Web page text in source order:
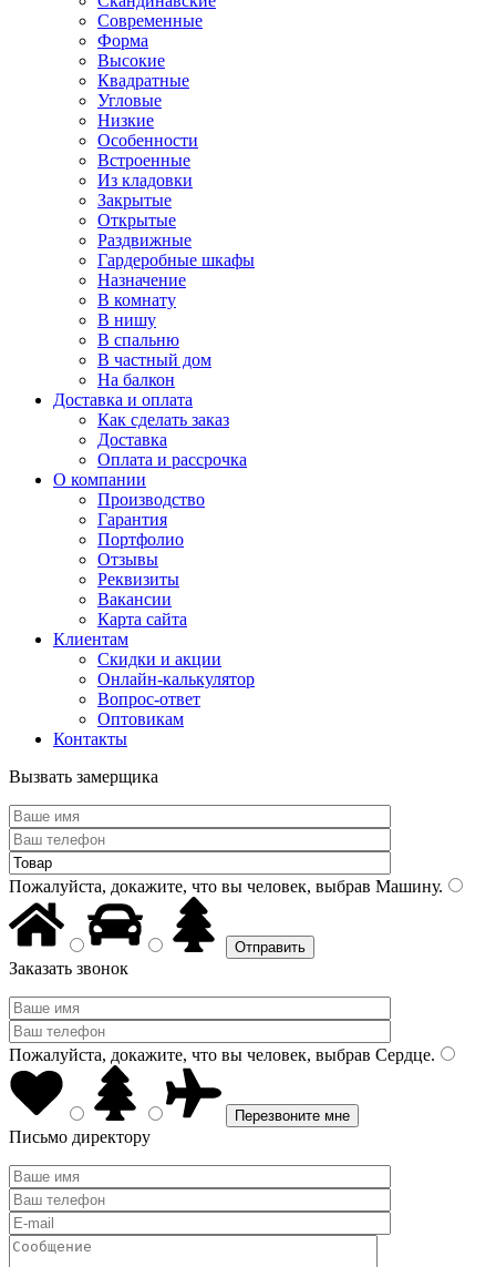
Современные
Форма
Высокие
Квадратные
Угловые
Низкие
Особенности
Встроенные
Из кладовки
Закрытые
Открытые
Раздвижные
Гардеробные шкафы
Назначение
В комнату
В нишу
В спальню
В частный дом
На балкон
Доставка и оплата
Как сделать заказ
Доставка
Оплата и рассрочка
О компании
Производство
Гарантия
Портфолио
Отзывы
Реквизиты
Вакансии
Карта сайта
Клиентам
Скидки и акции
Онлайн-калькулятор
Вопрос-ответ
Оптовикам
Контакты
Вызвать замерщика
Пожалуйста, докажите, что вы человек, выбрав Машину.
Заказать звонок
Пожалуйста, докажите, что вы человек, выбрав Сердце.
Письмо директору